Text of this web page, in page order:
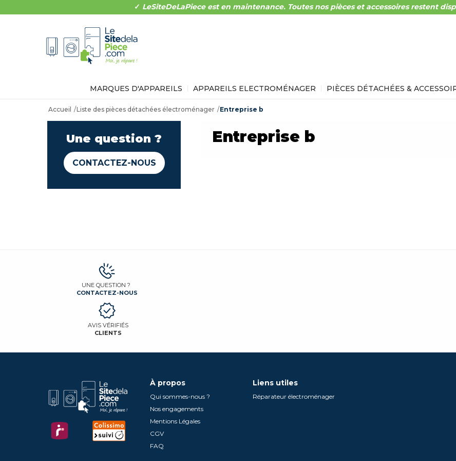
✓ LeSiteDeLaPiece est en maintenance. Toutes nos pièces et accessoires restent
MARQUES D'APPAREILS APPAREILS ELECTROMÉNAGER PIÈCES DÉTACHÉES &
Accueil Liste des pièces détachées électroménager Entreprise b
Une question ?
CONTACTEZ-NOUS
Entreprise b
UNE QUESTION ?
CONTACTEZ-NOUS
AVIS VÉRIFIÉS
CLIENTS
À propos
Qui sommes-nous ?
Nos engagements
Mentions Légales
CGV
FAQ
Liens utiles
Réparateur électroménager